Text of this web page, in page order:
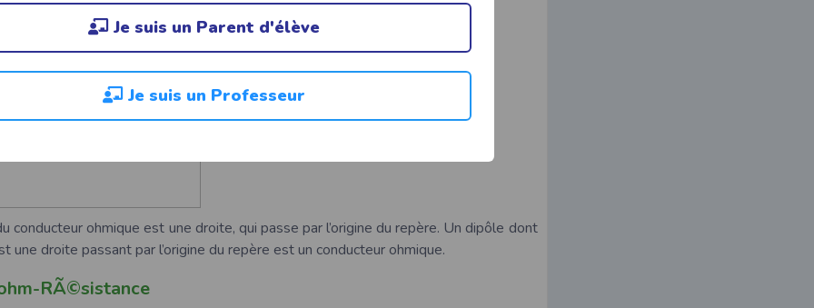
conducteur ohmique est une droite, qui passe par l’origine du repère. Un dipôle dont
une droite passant par l’origine du repère est un conducteur ohmique.
RÃ©sistance
Je suis un Parent d'élève
Je suis un Professeur